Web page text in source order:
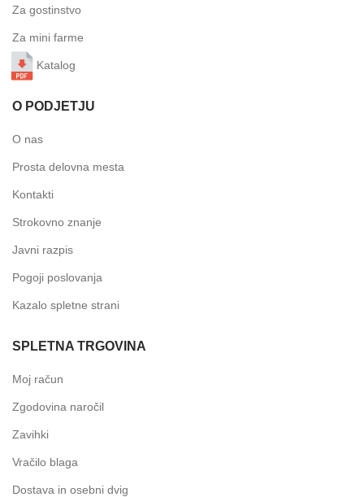
Za gostinstvo
Za mini farme
Katalog
O PODJETJU
O nas
Prosta delovna mesta
Kontakti
Strokovno znanje
Javni razpis
Pogoji poslovanja
Kazalo spletne strani
SPLETNA TRGOVINA
Moj račun
Zgodovina naročil
Zavihki
Vračilo blaga
Dostava in osebni dvig